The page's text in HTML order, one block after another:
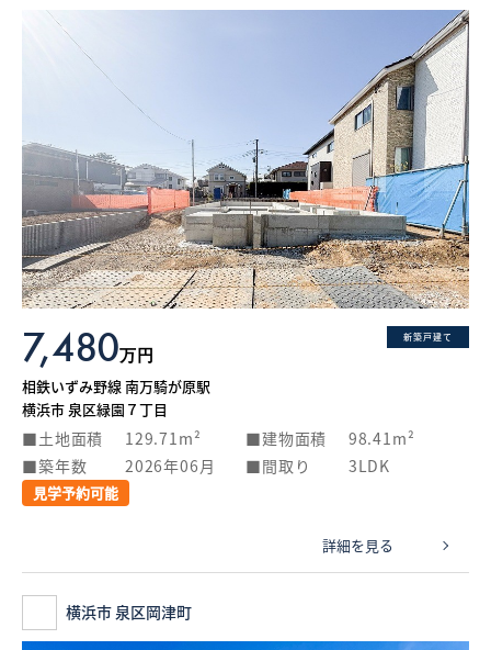
新築戸建て
7,480万円
相鉄いずみ野線 南万騎が原駅
横浜市 泉区緑園７丁目
土地面積 129.71m² 建物面積
98.41m²
築年数
2026年06月 間取り 3LDK
見学予約可能
詳細を見る
横浜市 泉区岡津町